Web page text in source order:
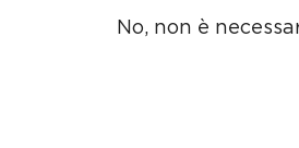
No, non è